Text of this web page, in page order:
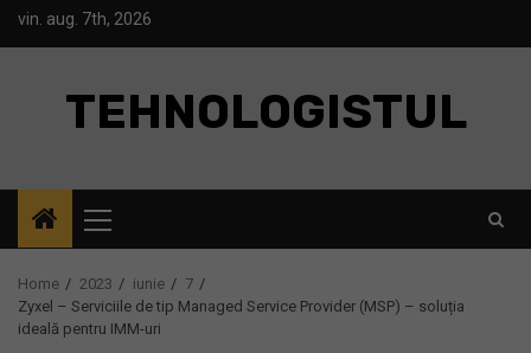
Skipvin. aug. 7th, 2026
TEHNOLOGISTUL
Menu
Home 2023 iunie
7
Zyxel – Serviciile de tip Managed Service Provider (MSP) – soluția
ideală pentru IMM-uri